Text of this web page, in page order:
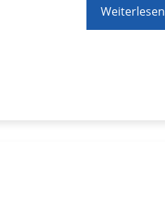
Weiterlesen